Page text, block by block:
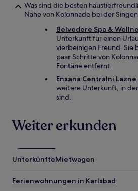
Was sind die besten
Nähe von Kolonnade bei der
Belvedere Spa &
Unterkunft für einen
vierbeinigen Freund. Sie
paar Schritte von
Fontäne entfernt.
Ensana Centralni Lazne
weitere Unterkunft, in
sind.
Weiter erkunden
UnterkünfteMietwagen
Ferienwohnungen in Karlsbad